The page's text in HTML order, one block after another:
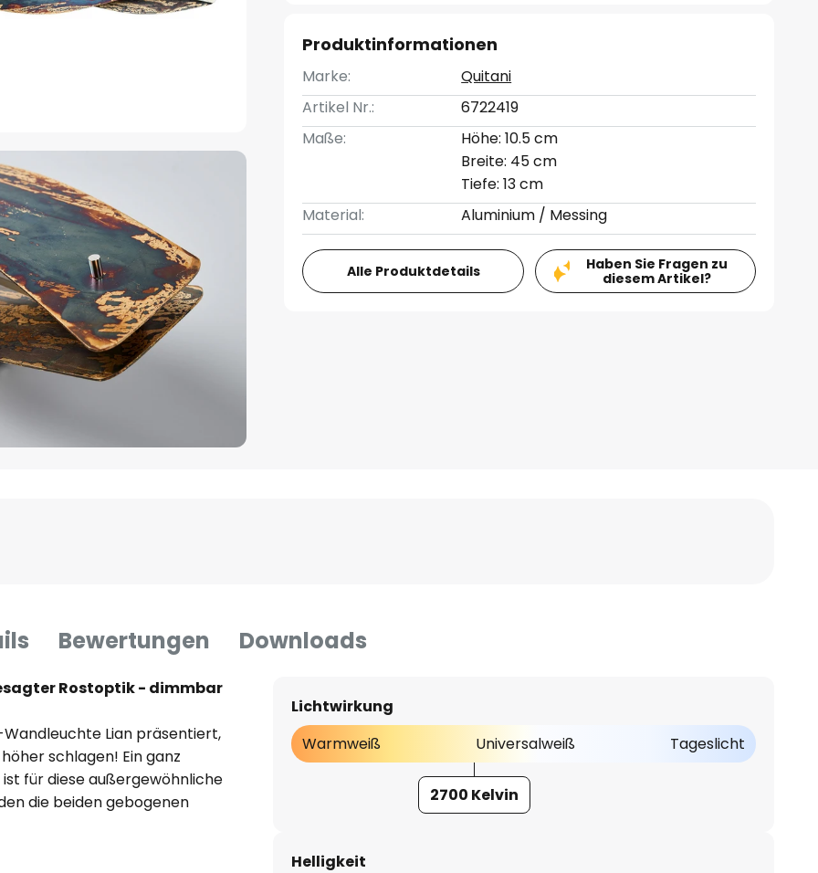
Produktinformationen
Marke:
Quitani
Artikel Nr.:
6722419
Maße:
Höhe: 10.5 cm
Breite: 45 cm
Tiefe: 13 cm
Material:
Aluminium / Messing
Alle Produktdetails
Haben Sie Fragen zu
diesem Artikel?
Bewertungen Downloads
Rostoptik - dimmbar
Wandleuchte Lian präsentiert,
schlagen! Ein ganz
für diese außergewöhnliche
die beiden gebogenen
Lichtwirkung
Warmweiß
Universalweiß Tageslicht
2700 Kelvin
Helligkeit